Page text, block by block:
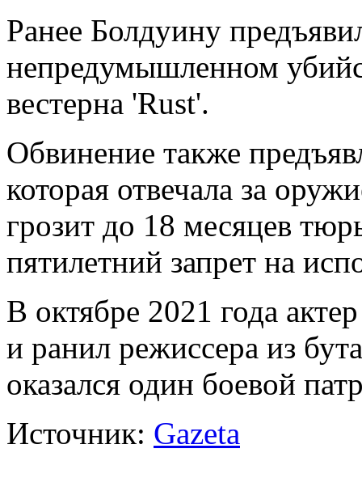
Ранее Болдуину
непредумышленном
вестерна 'Rust'.
Обвинение также
которая отвечала за
грозит до 18 месяцев
пятилетний запрет на
В октябре 2021 года
и ранил режиссера из
оказался один боевой
Источник: Gazeta